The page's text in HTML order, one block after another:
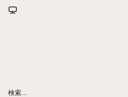
検索...